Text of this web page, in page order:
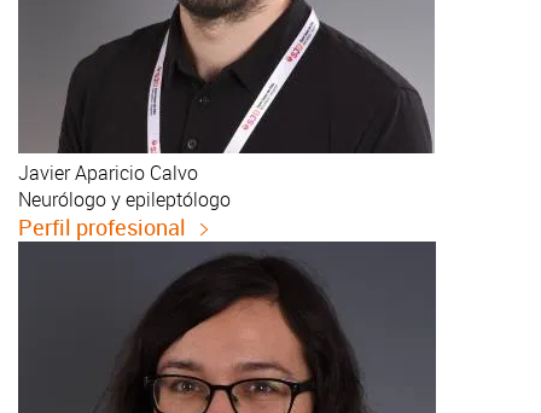
JavierAparicio Calvo
Neurólogo y epileptólogo
Perfil profesional